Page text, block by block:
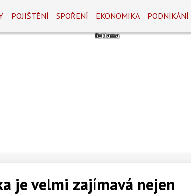
POJIŠTĚNÍ SPOŘENÍ EKONOMIKA PODNIKÁNÍ
je velmi zajímavá nejen